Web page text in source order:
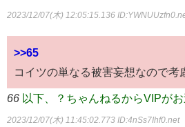
2023/12/07(木) 12:05:15.136
>>65
コイツの単なる被害妄想なので考
66 以下、？ちゃんねるからVIPが
2023/12/07(木) 11:45:02.773 ID:4nSs7Ihf0.net